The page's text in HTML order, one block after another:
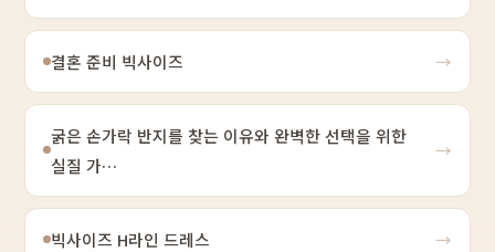
결혼 준비 빅사이즈 →
굵은 손가락 반지를 찾는 이유와 완벽한 선택을 위한
실질 가…
→
빅사이즈 H라인 드레스 →